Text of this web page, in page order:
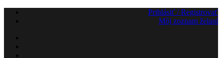
Preskočiť
Prihlásiť / Registrovať
Môj zoznam želaní